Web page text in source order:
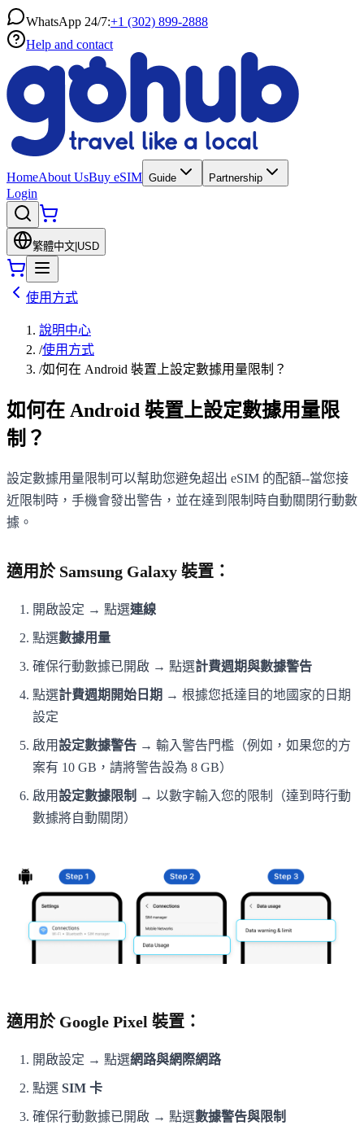
WhatsApp 24/7:+1 (302) 899-2888
Help and contact
HomeAbout UsBuy eSIM Guide Partnership
Login
繁體中文 USD
使用方式
說明中心
/使用方式
/如何在 Android 裝置上設定數據用量限制？
如何在 Android 裝置上設定數據用量限
制？
設定數據用量限制可以幫助您避免超出 eSIM 的配額--當您接
近限制時，手機會發出警告，並在達到限制時自動關閉行動數
據。
適用於 Samsung Galaxy 裝置：
開啟設定 → 點選連線
點選數據用量
確保行動數據已開啟 → 點選計費週期與數據警告
點選計費週期開始日期 → 根據您抵達目的地國家的日期
設定
啟用設定數據警告 → 輸入警告門檻（例如，如果您的方
案有 10 GB，請將警告設為 8 GB）
啟用設定數據限制 → 以數字輸入您的限制（達到時行動
數據將自動關閉）
適用於 Google Pixel 裝置：
開啟設定 → 點選網路與網際網路
點選 SIM 卡
確保行動數據已開啟 → 點選數據警告與限制